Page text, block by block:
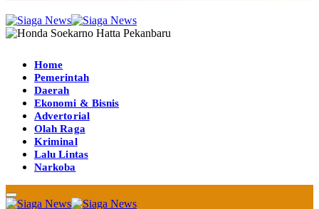
Home
Pemerintah
Daerah
Ekonomi & Bisnis
Advertorial
Olah Raga
Kriminal
Lalu Lintas
Narkoba